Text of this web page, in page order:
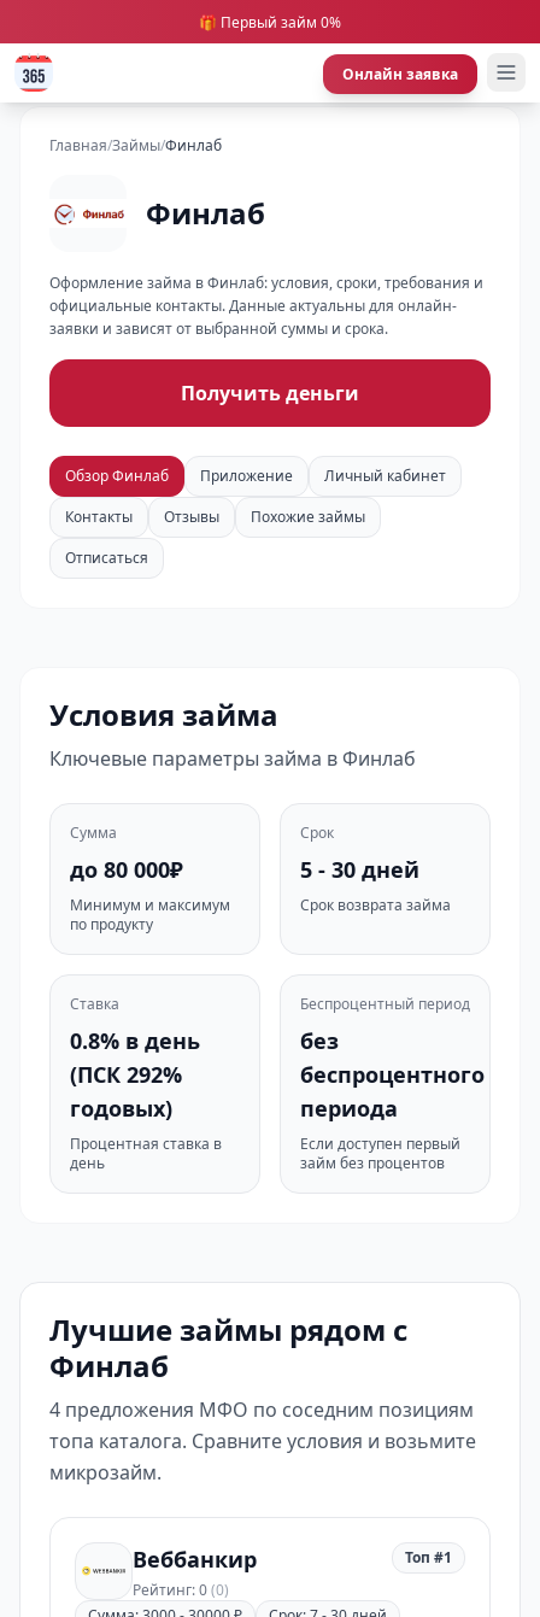
🎁 Первый займ 0%
Онлайн заявка
Главная/Займы/Финлаб
Финлаб
Оформление займа в Финлаб: условия, сроки, требования и
официальные контакты. Данные актуальны для онлайн-
заявки и зависят от выбранной суммы и срока.
Получить деньги
Обзор Финлаб Приложение
Личный кабинет
Контакты
Отзывы
Похожие займы
Отписаться
Условия займа
Ключевые параметры займа в Финлаб
Сумма
до 80 000₽
Минимум и максимум
по продукту
Срок
5 - 30 дней
Срок возврата займа
Ставка
0.8% в день
(ПСК 292%
годовых)
Процентная ставка в
день
Беспроцентный период
без
беспроцентного
периода
Если доступен первый
займ без процентов
Лучшие займы рядом с
Финлаб
4 предложения МФО по соседним позициям
топа каталога. Сравните условия и возьмите
микрозайм.
Веббанкир
Рейтинг: 0(0)
Топ #1